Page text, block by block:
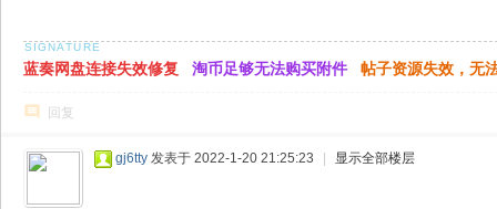
蓝奏网盘连接失效修复 淘币足够无法购买附件 帖子资源失效，无
回复
gj6tty 发表于 2022-1-20 21:25:23 显示全部楼层